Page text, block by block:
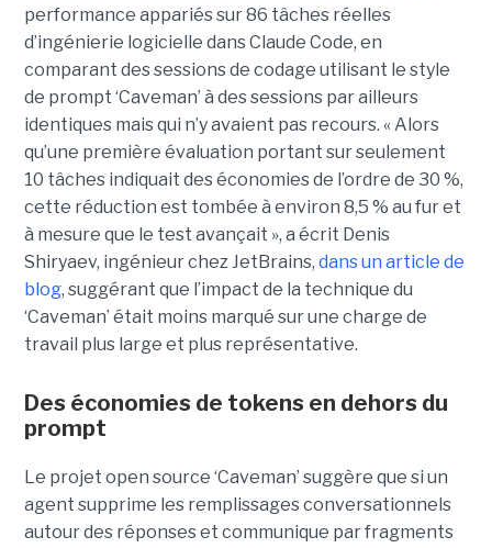
performance appariés sur 86 tâches réelles
d’ingénierie logicielle dans Claude Code, en
comparant des sessions de codage utilisant le style
de prompt ‘Caveman’ à des sessions par ailleurs
identiques mais qui n’y avaient pas recours. « Alors
qu’une première évaluation portant sur seulement
10 tâches indiquait des économies de l’ordre de 30 %,
cette réduction est tombée à environ 8,5 % au fur et
à mesure que le test avançait », a écrit Denis
Shiryaev, ingénieur chez JetBrains, dans un article de
blog, suggérant que l’impact de la technique du
‘Caveman’ était moins marqué sur une charge de
travail plus large et plus représentative.
Des économies de tokens en dehors du
prompt
Le projet open source ‘Caveman’ suggère que si un
agent supprime les remplissages conversationnels
autour des réponses et communique par fragments